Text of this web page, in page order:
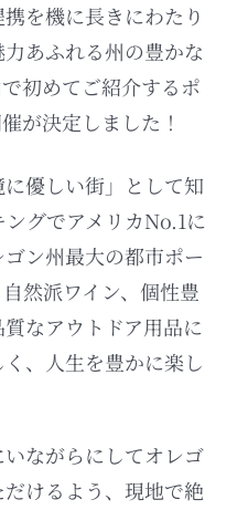
を機に長きにわたり
あふれる州の豊かな
初めてご紹介するポ
が決定しました！
優しい街」として知
グでアメリカNo.1に
ン州最大の都市ポー
然派ワイン、個性豊
なアウトドア用品に
、人生を豊かに楽し
ながらにしてオレゴ
けるよう、現地で絶